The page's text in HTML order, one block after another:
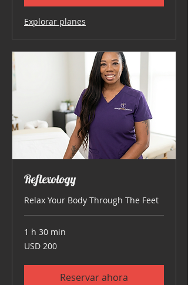
Explorar planes
Reflexology
Relax Your Body Through The Feet
1 h 30 min
200
dólares
USD 200
Reservar ahora